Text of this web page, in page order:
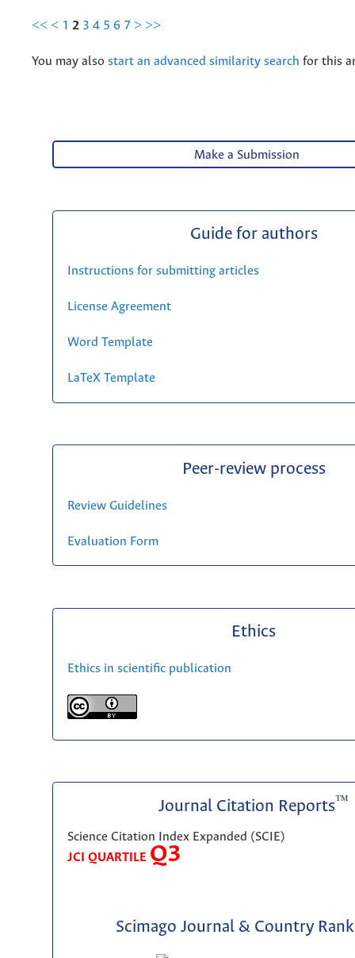
<< < 1 2 3 4 5 6 7 > >>
You may also start an advanced similarity search for this
Make a Submission
Guide for authors
Instructions for submitting articles
License Agreement
Word Template
LaTeX Template
Peer-review process
Review Guidelines
Evaluation Form
Ethics
Ethics in scientific publication
Journal Citation Reports™
Science Citation Index Expanded (SCIE)
JCI QUARTILE Q3
Scimago Journal & Country Rank